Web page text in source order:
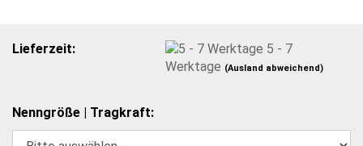
Lieferzeit:
5 - 7
Werktage (Ausland abweichend)
Nenngröße | Tragkraft: